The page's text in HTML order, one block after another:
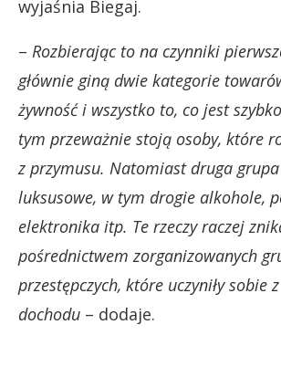
wyjaśnia Biegaj.
– Rozbierając to na czynniki
głównie giną dwie kategorie
żywność i wszystko to, co jest
tym przeważnie stoją osoby, które
z przymusu. Natomiast druga
luksusowe, w tym drogie alkohole,
elektronika itp. Te rzeczy raczej
pośrednictwem zorganizowanych
przestępczych, które uczyniły sobie
dochodu – dodaje.